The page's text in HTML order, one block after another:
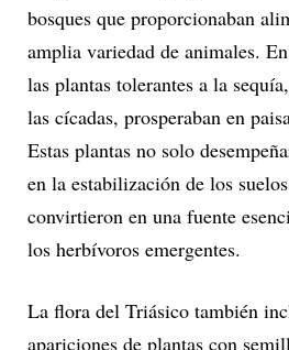
bosques que proporcionaban
amplia variedad de animales.
las plantas tolerantes a la
las cícadas, prosperaban en
Estas plantas no solo
en la estabilización de los
convirtieron en una fuente
los herbívoros emergentes.
La flora del Triásico también
apariciones de plantas con